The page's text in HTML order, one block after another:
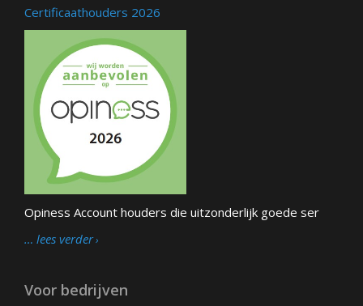
Certificaathouders 2026
Opiness Account houders die uitzonderlijk goede ser
… lees verder
Voor bedrijven